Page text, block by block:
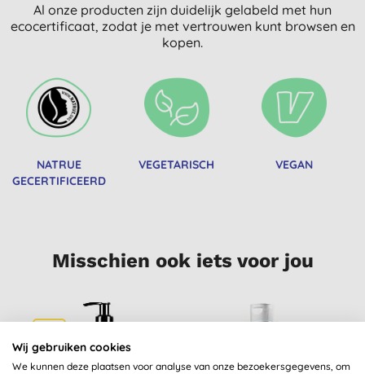
Al onze producten zijn duidelijk gelabeld met hun
ecocertificaat, zodat je met vertrouwen kunt browsen en
kopen.
NATRUE
GECERTIFICEERD
VEGETARISCH VEGAN
Misschien ook iets voor jou
Wij gebruiken cookies
We kunnen deze plaatsen voor analyse van onze bezoekersgegevens, om